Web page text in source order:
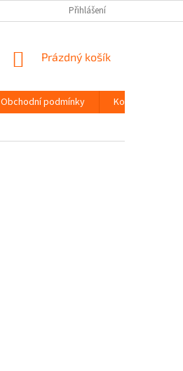
Přihlášení
NÁKUPNÍ
Prázdný košík
Obchodní podmínky
Kontakty